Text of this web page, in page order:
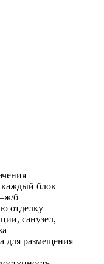
каждый блок
б
отделку
санузел,
для размещения